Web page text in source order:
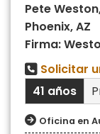
Pete
Phoenix, AZ
Firma:
Solicitar
41 años
Oficina en